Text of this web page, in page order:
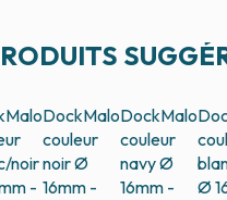
noir
-
DockMalo
couleur
noir Ø
16mm -
DockMalo
couleur
navy Ø
16mm -
Ø